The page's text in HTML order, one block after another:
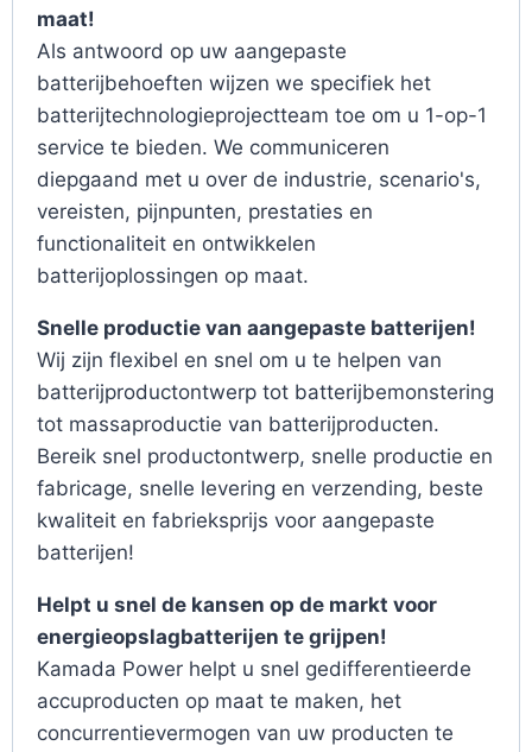
maat!
Als antwoord op uw aangepaste
batterijbehoeften wijzen we specifiek het
batterijtechnologieprojectteam toe om u 1-op-1
service te bieden. We communiceren
diepgaand met u over de industrie, scenario's,
vereisten, pijnpunten, prestaties en
functionaliteit en ontwikkelen
batterijoplossingen op maat.
Snelle productie van aangepaste batterijen!
Wij zijn flexibel en snel om u te helpen van
batterijproductontwerp tot batterijbemonstering
tot massaproductie van batterijproducten.
Bereik snel productontwerp, snelle productie en
fabricage, snelle levering en verzending, beste
kwaliteit en fabrieksprijs voor aangepaste
batterijen!
Helpt u snel de kansen op de markt voor
energieopslagbatterijen te grijpen!
Kamada Power helpt u snel gedifferentieerde
accuproducten op maat te maken, het
concurrentievermogen van uw producten te